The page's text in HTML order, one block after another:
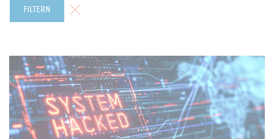
FILTERN Formular zurücksetzen